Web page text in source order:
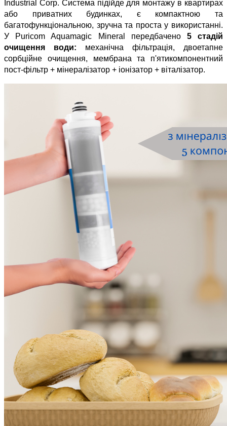
Industrial Corp. Система підійде для монтажу в квартирах
або приватних будинках, є компактною та
багатофункціональною, зручна та проста у використанні.
У Puricom Aquamagic Mineral передбачено 5 стадій
очищення води: механічна фільтрація, двоетапне
сорбційне очищення, мембрана та п'ятикомпонентний
пост-фільтр + мінералізатор + іонізатор + віталізатор.